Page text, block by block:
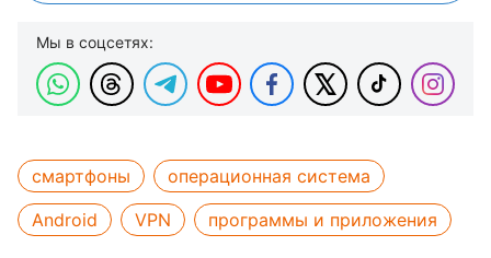
Мы в соцсетях:
смартфоны
операционная система
Android
VPN программы и приложения